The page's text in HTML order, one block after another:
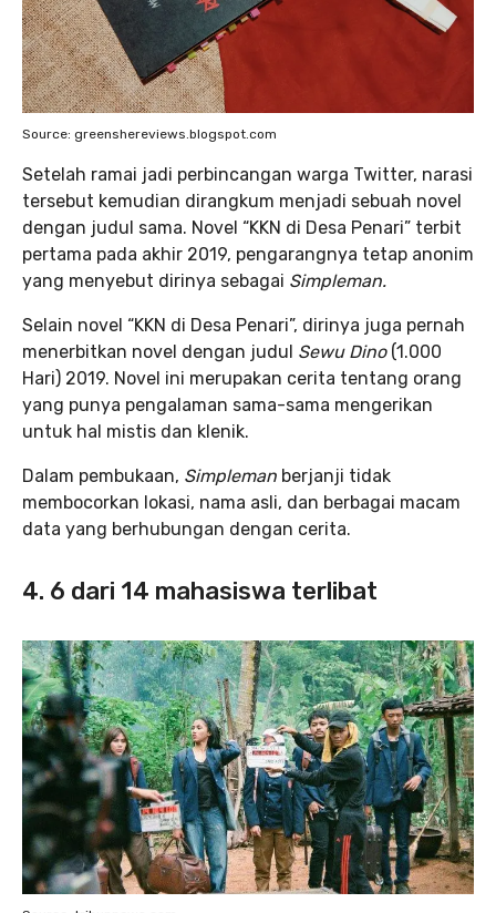
Source: greenshereviews.blogspot.com
Setelah ramai jadi perbincangan warga Twitter, narasi
tersebut kemudian dirangkum menjadi sebuah novel
dengan judul sama. Novel “KKN di Desa Penari” terbit
pertama pada akhir 2019, pengarangnya tetap anonim
yang menyebut dirinya sebagai Simpleman.
Selain novel “KKN di Desa Penari”, dirinya juga pernah
menerbitkan novel dengan judul Sewu Dino (1.000
Hari) 2019. Novel ini merupakan cerita tentang orang
yang punya pengalaman sama-sama mengerikan
untuk hal mistis dan klenik.
Dalam pembukaan, Simpleman berjanji tidak
membocorkan lokasi, nama asli, dan berbagai macam
data yang berhubungan dengan cerita.
4. 6 dari 14 mahasiswa terlibat